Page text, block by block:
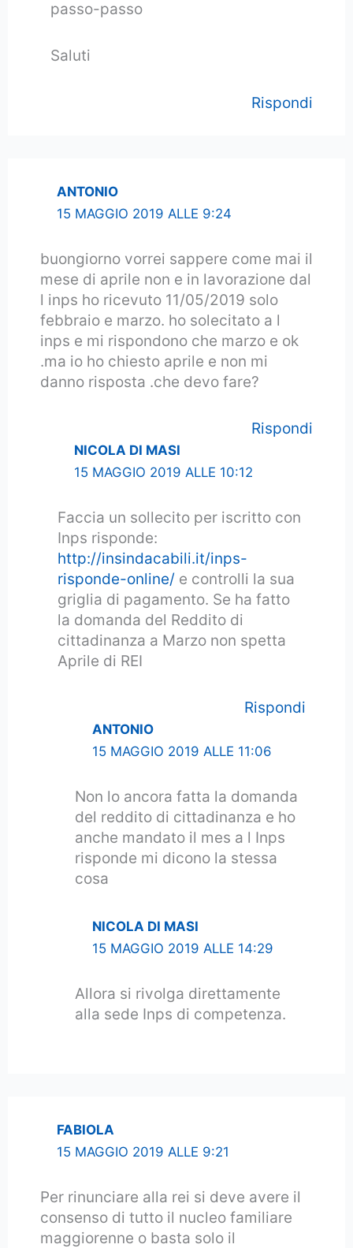
passo-passo
Saluti
Rispondi
ANTONIO
15 MAGGIO 2019 ALLE 9:24
buongiorno vorrei sappere come mai il
mese di aprile non e in lavorazione dal
l inps ho ricevuto 11/05/2019 solo
febbraio e marzo. ho solecitato a l
inps e mi rispondono che marzo e ok
.ma io ho chiesto aprile e non mi
danno risposta .che devo fare?
Rispondi
NICOLA DI MASI
15 MAGGIO 2019 ALLE 10:12
Faccia un sollecito per iscritto con
Inps risponde:
http://insindacabili.it/inps-
risponde-online/ e controlli la sua
griglia di pagamento. Se ha fatto
la domanda del Reddito di
cittadinanza a Marzo non spetta
Aprile di REI
Rispondi
ANTONIO
15 MAGGIO 2019 ALLE 11:06
Non lo ancora fatta la domanda
del reddito di cittadinanza e ho
anche mandato il mes a l Inps
risponde mi dicono la stessa
cosa
NICOLA DI MASI
15 MAGGIO 2019 ALLE 14:29
Allora si rivolga direttamente
alla sede Inps di competenza.
FABIOLA
15 MAGGIO 2019 ALLE 9:21
Per rinunciare alla rei si deve avere il
consenso di tutto il nucleo familiare
maggiorenne o basta solo il